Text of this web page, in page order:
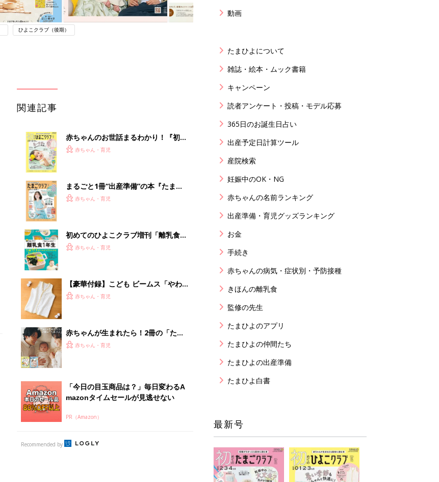
ひよこクラブ（後期）
関連記事
赤ちゃんのお世話まるわかり！『初め
てのひよこクラブ 夏号』〈巻頭大特
赤ちゃん・育児
まるごと1冊“出産準備”の本『たまご
クラブ 夏号』〈スペシャル大特集〉
赤ちゃん・育児
初めてのひよこクラブ増刊「離乳食1
年生 1皿作るだけ！オールインワン​レ
赤ちゃん・育児
【豪華付録】こども ビームス「やわ
らかコットンスリーパー」が1冊に1つ
赤ちゃん・育児
赤ちゃんが生まれたら！2冊の「たま
ひよ」
赤ちゃん・育児
「今日の目玉商品は？」毎日変わるA
mazonタイムセールが見逃せない
PR（Amazon）
Recommended by
動画
たまひよについて
雑誌・絵本・ムック書籍
キャンペーン
読者アンケート・投稿・モデル応募
365日のお誕生日占い
出産予定日計算ツール
産院検索
妊娠中のOK・NG
赤ちゃんの名前ランキング
出産準備・育児グッズランキング
お金
手続き
赤ちゃんの病気・症状別・予防接種
きほんの離乳食
監修の先生
たまひよのアプリ
たまひよの仲間たち
たまひよの出産準備
たまひよ白書
最新号